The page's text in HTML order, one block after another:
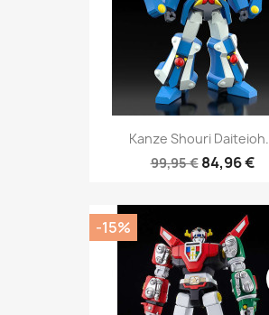
Kanze Shouri
99,95 € 84,96 €
-15%